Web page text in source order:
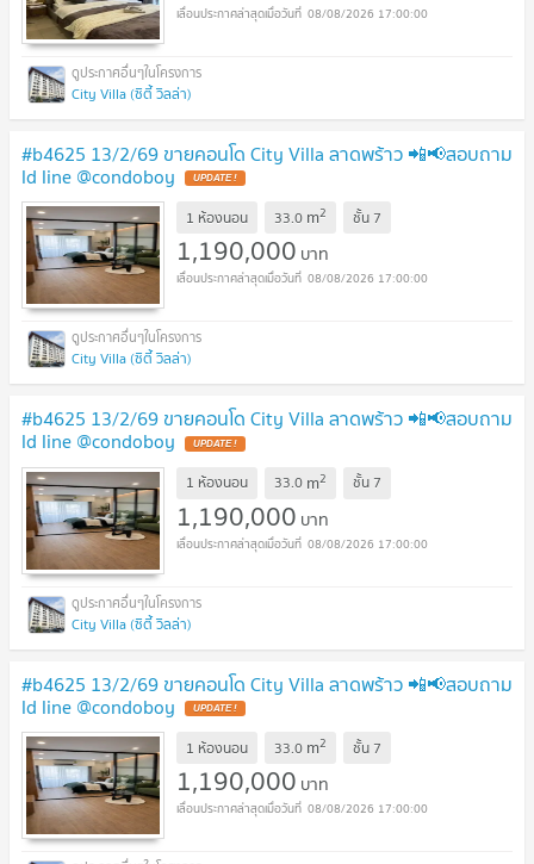
08/08/2026 17:00:00
City Villa (ซิตี้ วิลล่า)
#b4625 13/2/69 ขายคอนโด City Villa ลาดพร้าว 📲📢สอบถาม
ld line @condoboy UPDATE !
1 ห้องนอน 33.0 m2 ชั้น 7
1,190,000 บาท
08/08/2026 17:00:00
City Villa (ซิตี้ วิลล่า)
#b4625 13/2/69 ขายคอนโด City Villa ลาดพร้าว 📲📢สอบถาม
ld line @condoboy UPDATE !
1 ห้องนอน 33.0 m2 ชั้น 7
1,190,000 บาท
08/08/2026 17:00:00
City Villa (ซิตี้ วิลล่า)
#b4625 13/2/69 ขายคอนโด City Villa ลาดพร้าว 📲📢สอบถาม
ld line @condoboy UPDATE !
1 ห้องนอน 33.0 m2 ชั้น 7
1,190,000 บาท
08/08/2026 17:00:00